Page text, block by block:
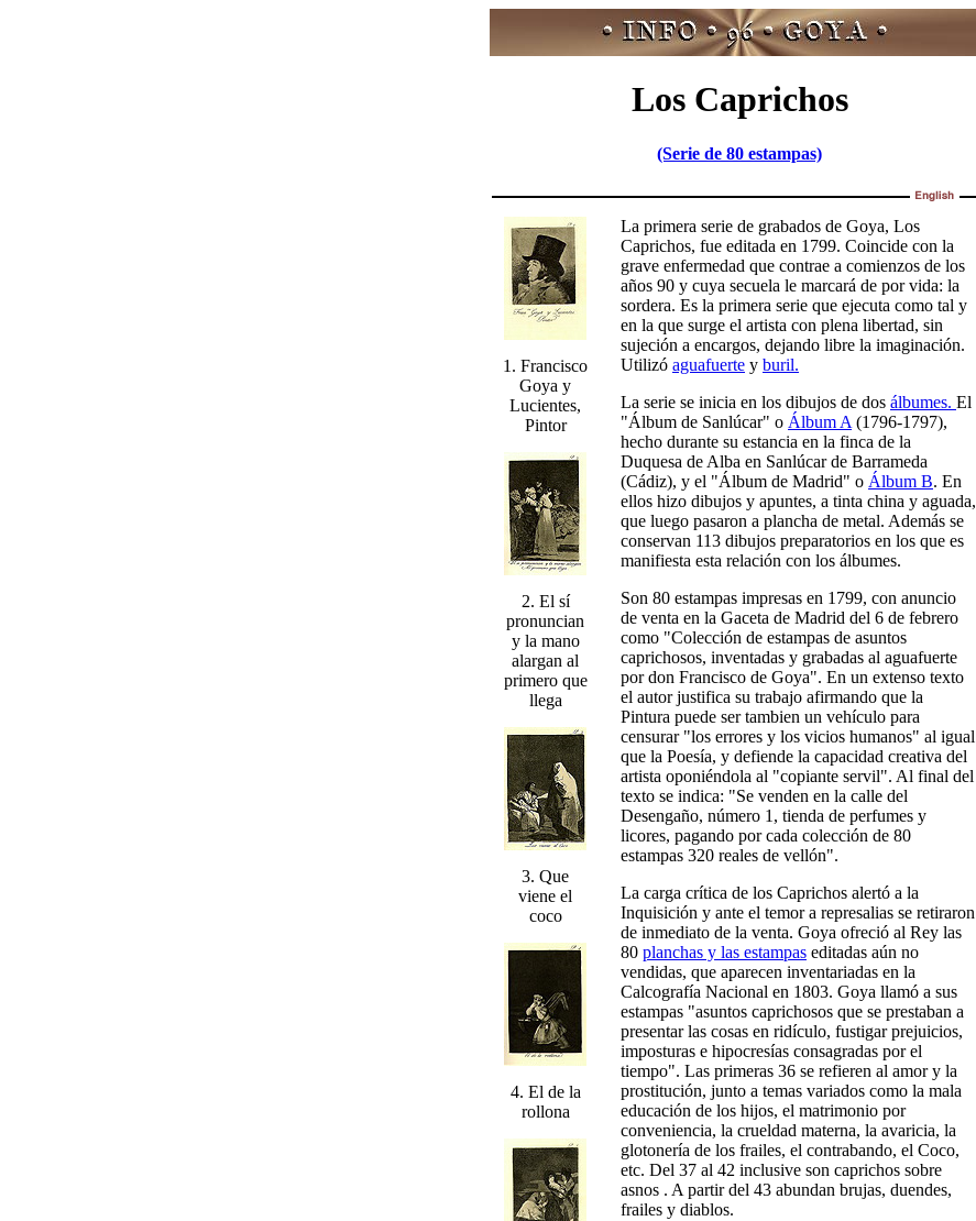
Los Caprichos
(Serie de 80 estampas)
La primera serie de grabados de Goya, Los
Caprichos, fue editada en 1799. Coincide con la
grave enfermedad que contrae a comienzos de los
años 90 y cuya secuela le marcará de por vida: la
sordera. Es la primera serie que ejecuta como tal y
en la que surge el artista con plena libertad, sin
sujeción a encargos, dejando libre la imaginación.
Utilizó aguafuerte y buril.
La serie se inicia en los dibujos de dos álbumes. El
"Álbum de Sanlúcar" o Álbum A (1796-1797),
hecho durante su estancia en la finca de la
Duquesa de Alba en Sanlúcar de Barrameda
(Cádiz), y el "Álbum de Madrid" o Álbum B. En
ellos hizo dibujos y apuntes, a tinta china y aguada,
que luego pasaron a plancha de metal. Además se
conservan 113 dibujos preparatorios en los que es
manifiesta esta relación con los álbumes.
Son 80 estampas impresas en 1799, con anuncio
de venta en la Gaceta de Madrid del 6 de febrero
como "Colección de estampas de asuntos
caprichosos, inventadas y grabadas al aguafuerte
por don Francisco de Goya". En un extenso texto
el autor justifica su trabajo afirmando que la
Pintura puede ser tambien un vehículo para
censurar "los errores y los vicios humanos" al igual
que la Poesía, y defiende la capacidad creativa del
artista oponiéndola al "copiante servil". Al final del
texto se indica: "Se venden en la calle del
Desengaño, número 1, tienda de perfumes y
licores, pagando por cada colección de 80
estampas 320 reales de vellón".
La carga crítica de los Caprichos alertó a la
Inquisición y ante el temor a represalias se retiraron
de inmediato de la venta. Goya ofreció al Rey las
80 planchas y las estampas editadas aún no
vendidas, que aparecen inventariadas en la
Calcografía Nacional en 1803. Goya llamó a sus
estampas "asuntos caprichosos que se prestaban a
presentar las cosas en ridículo, fustigar prejuicios,
imposturas e hipocresías consagradas por el
tiempo". Las primeras 36 se refieren al amor y la
prostitución, junto a temas variados como la mala
educación de los hijos, el matrimonio por
conveniencia, la crueldad materna, la avaricia, la
glotonería de los frailes, el contrabando, el Coco,
etc. Del 37 al 42 inclusive son caprichos sobre
asnos . A partir del 43 abundan brujas, duendes,
frailes y diablos.
1. Francisco
Goya y
Lucientes,
Pintor
2. El sí
pronuncian
y la mano
alargan al
primero que
llega
3. Que
viene el
coco
4. El de la
rollona